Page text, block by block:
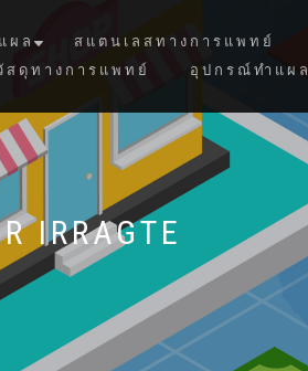
ผล สแตนเลสทางการแพทย์
สดุทางการแพทย์
อุปกรณ์ทำแผล
IRRAGTE